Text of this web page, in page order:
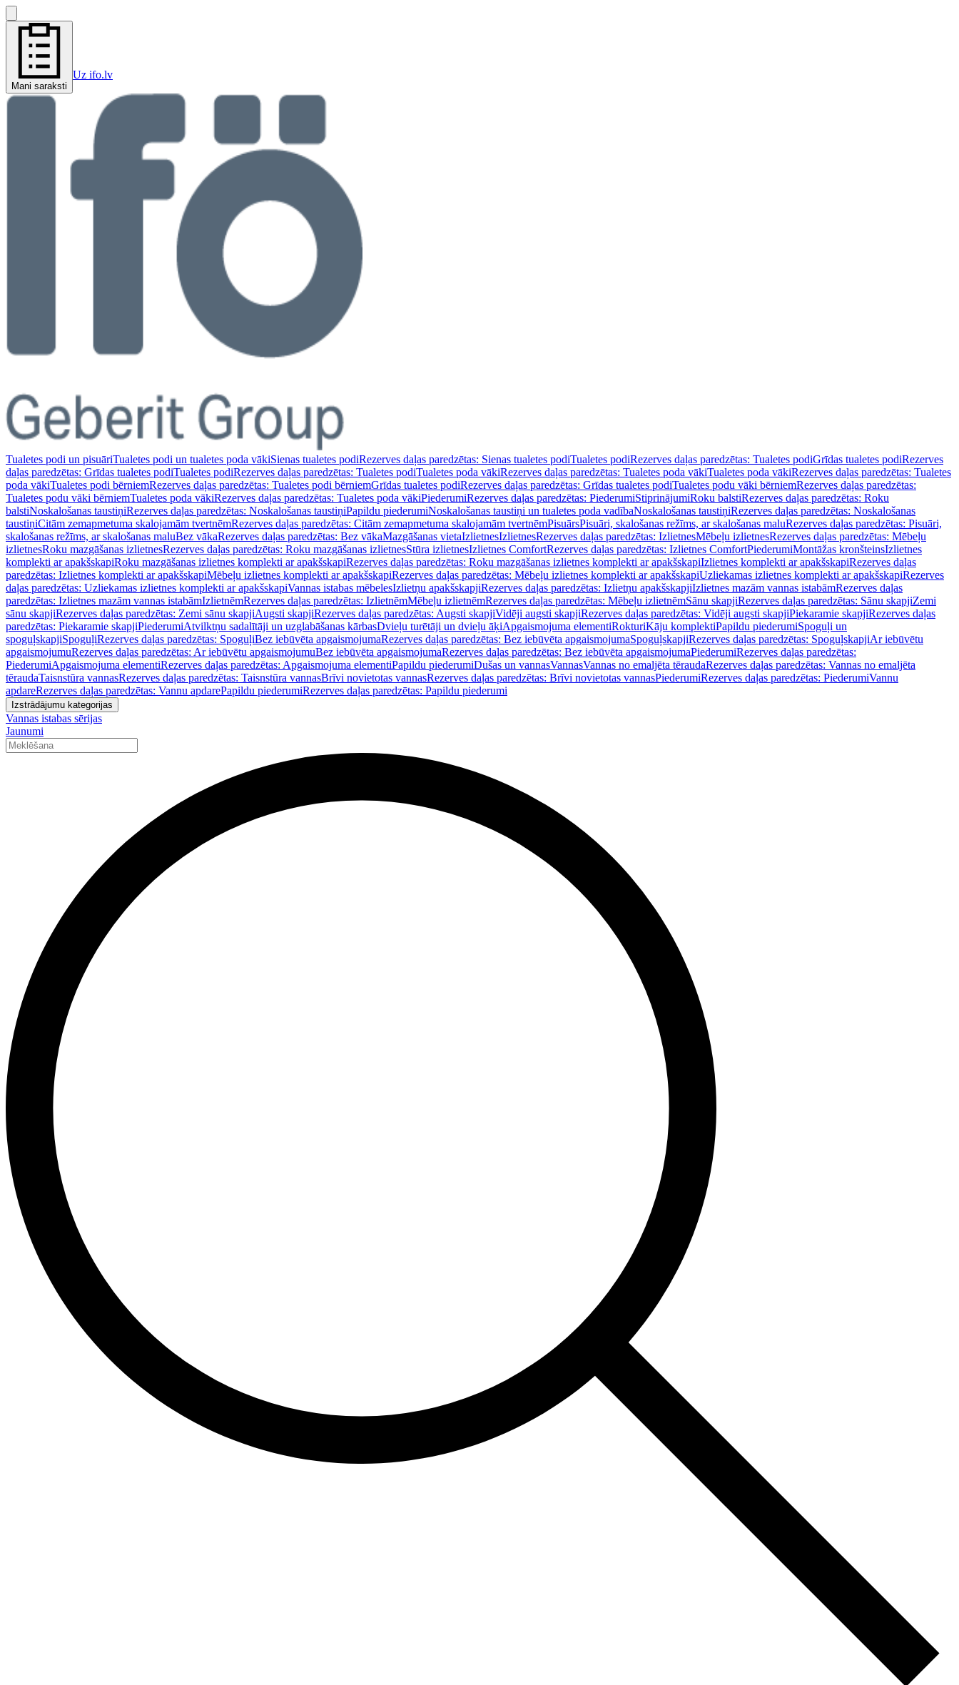
Mani saraksti
Uz ifo.lv
Tualetes podi un pisuāriTualetes podi un tualetes poda vākiSienas tualetes podiRezerves daļas paredzētas: Sienas tualetes podiTualetes podiRezerves daļas paredzētas: Tualetes podiGrīdas tualetes podiRezerves
daļas paredzētas: Grīdas tualetes podiTualetes podiRezerves daļas paredzētas: Tualetes podiTualetes poda vākiRezerves daļas paredzētas: Tualetes poda vākiTualetes poda vākiRezerves daļas paredzētas: Tualetes
poda vākiTualetes podi bērniemRezerves daļas paredzētas: Tualetes podi bērniemGrīdas tualetes podiRezerves daļas paredzētas: Grīdas tualetes podiTualetes podu vāki bērniemRezerves daļas paredzētas:
Tualetes podu vāki bērniemTualetes poda vākiRezerves daļas paredzētas: Tualetes poda vākiPiederumiRezerves daļas paredzētas: PiederumiStiprinājumiRoku balstiRezerves daļas paredzētas: Roku
balstiNoskalošanas taustiņiRezerves daļas paredzētas: Noskalošanas taustiņiPapildu piederumiNoskalošanas taustiņi un tualetes poda vadībaNoskalošanas taustiņiRezerves daļas paredzētas: Noskalošanas
taustiņiCitām zemapmetuma skalojamām tvertnēmRezerves daļas paredzētas: Citām zemapmetuma skalojamām tvertnēmPisuārsPisuāri, skalošanas režīms, ar skalošanas maluRezerves daļas paredzētas: Pisuāri,
skalošanas režīms, ar skalošanas maluBez vākaRezerves daļas paredzētas: Bez vākaMazgāšanas vietaIzlietnesIzlietnesRezerves daļas paredzētas: IzlietnesMēbeļu izlietnesRezerves daļas paredzētas: Mēbeļu
izlietnesRoku mazgāšanas izlietnesRezerves daļas paredzētas: Roku mazgāšanas izlietnesStūra izlietnesIzlietnes ComfortRezerves daļas paredzētas: Izlietnes ComfortPiederumiMontāžas kronšteinsIzlietnes
komplekti ar apakšskapiRoku mazgāšanas izlietnes komplekti ar apakšskapiRezerves daļas paredzētas: Roku mazgāšanas izlietnes komplekti ar apakšskapiIzlietnes komplekti ar apakšskapiRezerves daļas
paredzētas: Izlietnes komplekti ar apakšskapiMēbeļu izlietnes komplekti ar apakšskapiRezerves daļas paredzētas: Mēbeļu izlietnes komplekti ar apakšskapiUzliekamas izlietnes komplekti ar apakšskapiRezerves
daļas paredzētas: Uzliekamas izlietnes komplekti ar apakšskapiVannas istabas mēbelesIzlietņu apakšskapjiRezerves daļas paredzētas: Izlietņu apakšskapjiIzlietnes mazām vannas istabāmRezerves daļas
paredzētas: Izlietnes mazām vannas istabāmIzlietnēmRezerves daļas paredzētas: IzlietnēmMēbeļu izlietnēmRezerves daļas paredzētas: Mēbeļu izlietnēmSānu skapjiRezerves daļas paredzētas: Sānu skapjiZemi
sānu skapjiRezerves daļas paredzētas: Zemi sānu skapjiAugsti skapjiRezerves daļas paredzētas: Augsti skapjiVidēji augsti skapjiRezerves daļas paredzētas: Vidēji augsti skapjiPiekaramie skapjiRezerves daļas
paredzētas: Piekaramie skapjiPiederumiAtvilktņu sadalītāji un uzglabāšanas kārbasDvieļu turētāji un dvieļu āķiApgaismojuma elementiRokturiKāju komplektiPapildu piederumiSpoguļi un
spoguļskapjiSpoguļiRezerves daļas paredzētas: SpoguļiBez iebūvēta apgaismojumaRezerves daļas paredzētas: Bez iebūvēta apgaismojumaSpoguļskapjiRezerves daļas paredzētas: SpoguļskapjiAr iebūvētu
apgaismojumuRezerves daļas paredzētas: Ar iebūvētu apgaismojumuBez iebūvēta apgaismojumaRezerves daļas paredzētas: Bez iebūvēta apgaismojumaPiederumiRezerves daļas paredzētas:
PiederumiApgaismojuma elementiRezerves daļas paredzētas: Apgaismojuma elementiPapildu piederumiDušas un vannasVannasVannas no emaljēta tēraudaRezerves daļas paredzētas: Vannas no emaljēta
tēraudaTaisnstūra vannasRezerves daļas paredzētas: Taisnstūra vannasBrīvi novietotas vannasRezerves daļas paredzētas: Brīvi novietotas vannasPiederumiRezerves daļas paredzētas: PiederumiVannu
apdareRezerves daļas paredzētas: Vannu apdarePapildu piederumiRezerves daļas paredzētas: Papildu piederumi
Izstrādājumu kategorijas
Vannas istabas sērijas
Jaunumi